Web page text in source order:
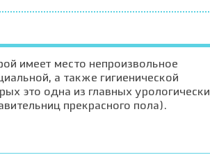
имеет место непроизвольное
а также гигиенической
это одна из главных
прекрасного пола).